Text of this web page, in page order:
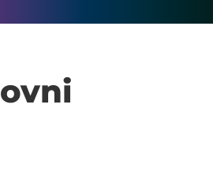
ovni